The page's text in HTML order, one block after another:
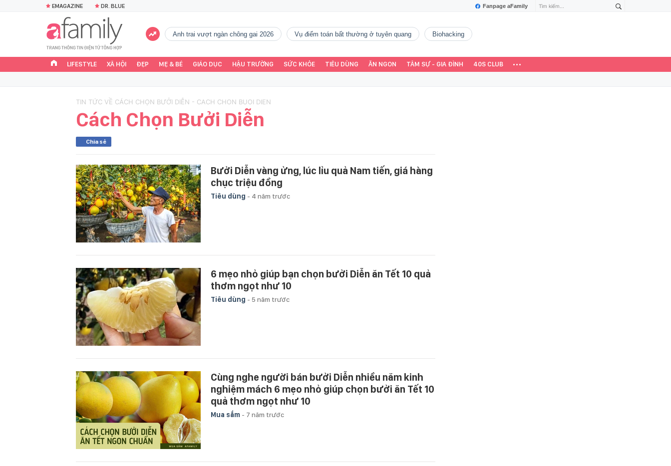
Fanpage aFamily
EMAGAZINE DR. BLUE
Anh trai vượt ngàn chông gai 2026 vụ điểm toán bất thường ở tuyên quang Biohacking
LIFESTYLE XÃ HỘI ĐẸP MẸ & BÉ GIÁO DỤC HẬU TRƯỜNG SỨC KHỎE TIÊU DÙNG ĂN NGON TÂM SỰ - GIA ĐÌNH 40S CLUB
TIN TỨC VỀ CÁCH CHỌN BƯỞI DIỄN - CACH CHON BUOI DIEN
Cách Chọn Bưởi Diễn
Chia sẻ
Bưởi Diễn vàng ửng, lúc lỉu quả Nam tiến, giá hàng
chục triệu đồng
Tiêu dùng - 4 năm trước
6 mẹo nhỏ giúp bạn chọn bưởi Diễn ăn Tết 10 quả
thơm ngọt như 10
Tiêu dùng - 5 năm trước
Cùng nghe người bán bưởi Diễn nhiều năm kinh
nghiệm mách 6 mẹo nhỏ giúp chọn bưởi ăn Tết 10
quả thơm ngọt như 10
Mua sắm - 7 năm trước